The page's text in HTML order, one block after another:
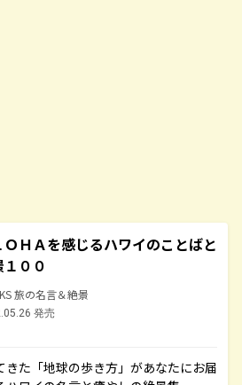
ＯＨＡを感じるハワイのことばと
００
旅の名言＆絶景
発売
た「地球の歩き方」があなたにお届